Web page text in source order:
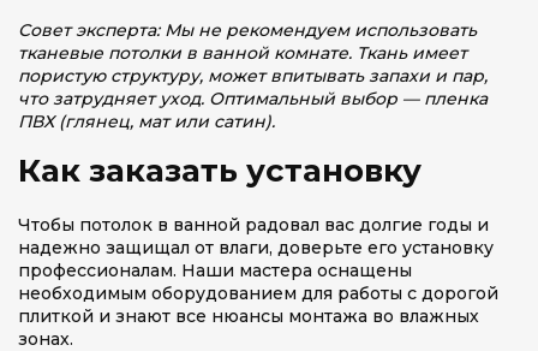
Совет эксперта: Мы не рекомендуем использовать
тканевые потолки в ванной комнате. Ткань имеет
пористую структуру, может впитывать запахи и пар,
что затрудняет уход. Оптимальный выбор — пленка
ПВХ (глянец, мат или сатин).
Как заказать установку
Чтобы потолок в ванной радовал вас долгие годы и
надежно защищал от влаги, доверьте его установку
профессионалам. Наши мастера оснащены
необходимым оборудованием для работы с дорогой
плиткой и знают все нюансы монтажа во влажных
зонах.